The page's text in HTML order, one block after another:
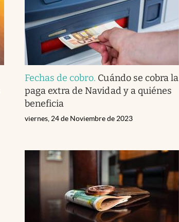
Fechas de cobro. Cuándo se cobra la
paga extra de Navidad y a quiénes
beneficia
viernes, 24 de Noviembre de 2023